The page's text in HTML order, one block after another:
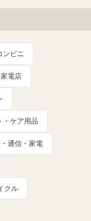
ンビニ
家電店
・ケア用品
通信・家電
クル